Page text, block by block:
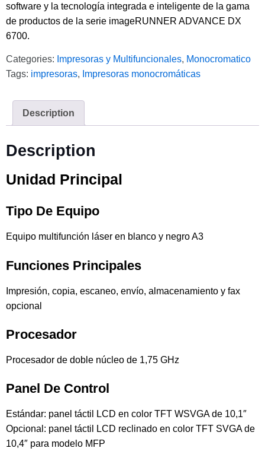
software y la tecnología integrada e inteligente de la gama
de productos de la serie imageRUNNER ADVANCE DX
6700.
Categories: Impresoras y Multifuncionales, Monocromatico
Tags: impresoras, Impresoras monocromáticas
Description
Description
Unidad Principal
Tipo De Equipo
Equipo multifunción láser en blanco y negro A3
Funciones Principales
Impresión, copia, escaneo, envío, almacenamiento y fax
opcional
Procesador
Procesador de doble núcleo de 1,75 GHz
Panel De Control
Estándar: panel táctil LCD en color TFT WSVGA de 10,1″
Opcional: panel táctil LCD reclinado en color TFT SVGA de
10,4″ para modelo MFP